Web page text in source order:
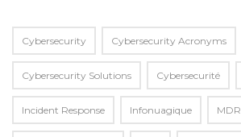
Cybersecurity Cybersecurity Acronyms
Cybersecurity Solutions Cybersecurité
Incident Response Infonuagique MDR